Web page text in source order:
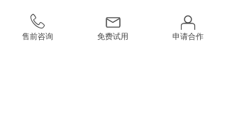
售前咨询 免费试用 申请合作